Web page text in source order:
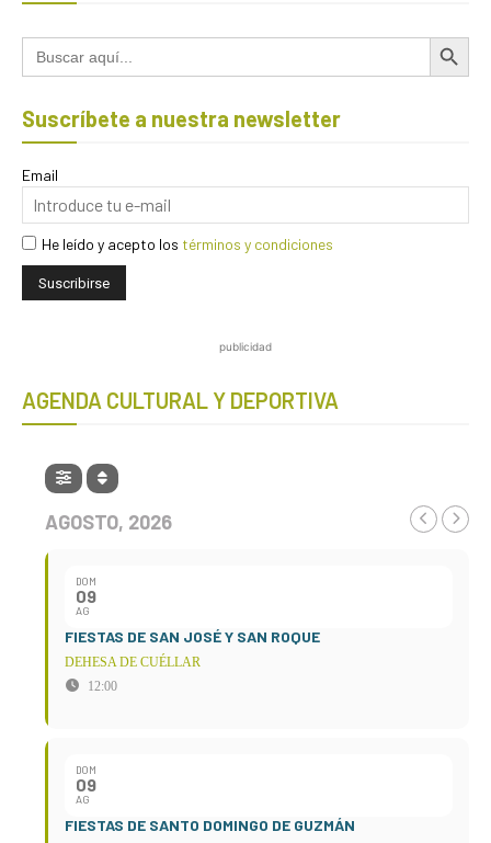
Buscar: Botón de
Suscríbete a nuestra newsletter
Email
He leído y acepto los términos y condiciones
publicidad
AGENDA CULTURAL Y DEPORTIVA
AGOSTO, 2026
DOM
09
AG
FIESTAS DE SAN JOSÉ Y SAN ROQUE
DEHESA DE CUÉLLAR
12:00
DOM
09
AG
FIESTAS DE SANTO DOMINGO DE GUZMÁN